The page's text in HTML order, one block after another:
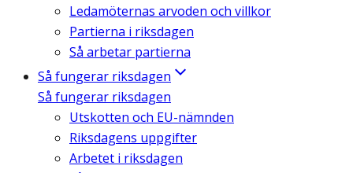
Ledamöternas arvoden och villkor
Partierna i riksdagen
Så arbetar partierna
Så fungerar riksdagen
Så fungerar riksdagen
Utskotten och EU-nämnden
Riksdagens uppgifter
Arbetet i riksdagen